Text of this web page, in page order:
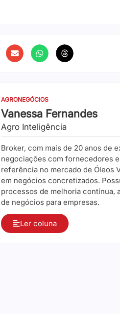
AGRONEGÓCIOS
Vanessa Fernandes
Agro Inteligência
Broker, com mais de 20 anos de
negociações com fornecedores
referência no mercado de Óleos
em negócios concretizados.
processos de melhoria contínua,
de negócios para empresas.
Ler coluna